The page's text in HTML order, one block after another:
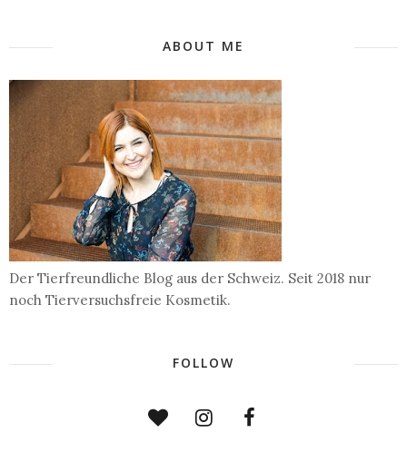
ABOUT ME
Der Tierfreundliche Blog aus der Schweiz. Seit 2018 nur
noch Tierversuchsfreie Kosmetik.
FOLLOW